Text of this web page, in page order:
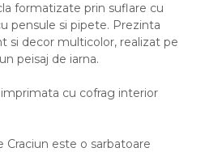
formatizate prin suflare cu
pensule si pipete. Prezinta
si decor multicolor, realizat pe
peisaj de iarna.
cu cofrag interior
Craciun este o sarbatoare